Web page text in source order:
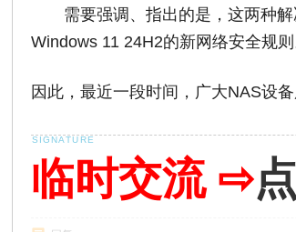
需要强调、指出的是，这两种
Windows 11 24H2的新网络安全规则
因此，最近一段时间，广大NAS设
临时交流 ⇨